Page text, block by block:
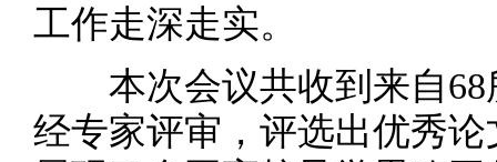
工作走深走实。
本次会议共收到来自68
经专家评审，评选出优秀